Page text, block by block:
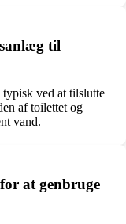
til
ved at tilslutte
af toilettet og
vand.
at genbruge